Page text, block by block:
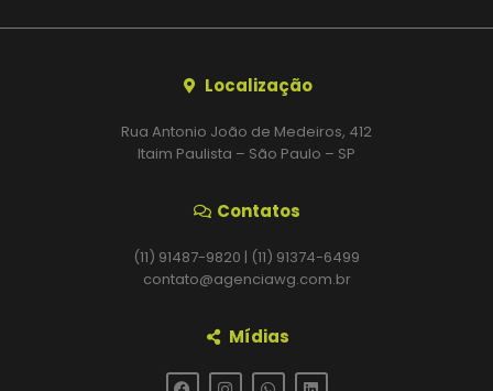
Localização
Rua Antonio João de Medeiros, 412
Itaim Paulista – São Paulo – SP
Contatos
(11) 91487-9820 | (11) 91374-6499
contato@agenciawg.com.br
Mídias